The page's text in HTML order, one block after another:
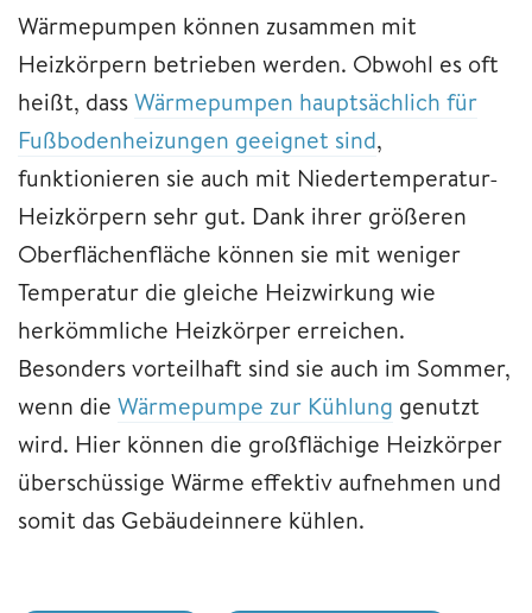
Wärmepumpen können zusammen mit
Heizkörpern betrieben werden. Obwohl es oft
heißt, dassWärmepumpen hauptsächlich für
Fußbodenheizungen geeignet sind,
funktionieren sie auch mit Niedertemperatur-
Heizkörpern sehr gut. Dank ihrer größeren
Oberflächenfläche können sie mit weniger
Temperatur die gleiche Heizwirkung wie
herkömmliche Heizkörper erreichen.
Besonders vorteilhaft sind sie auch im Sommer,
wenn die Wärmepumpe zur Kühlung genutzt
wird. Hier können die großflächige Heizkörper
überschüssige Wärme effektiv aufnehmen und
somit das Gebäudeinnere kühlen.